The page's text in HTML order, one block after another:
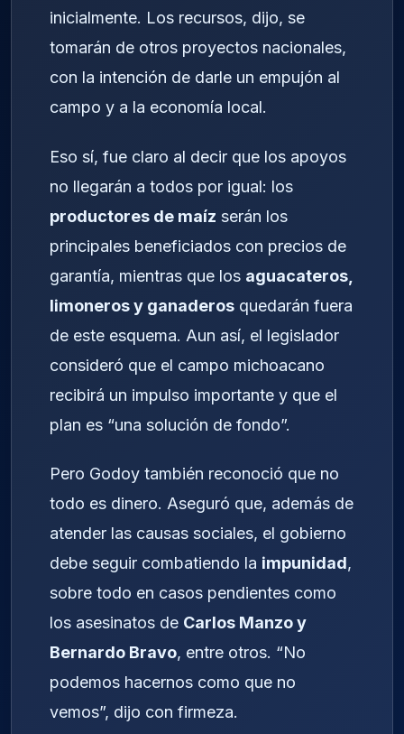
inicialmente. Los recursos, dijo, se
tomarán de otros proyectos nacionales,
con la intención de darle un empujón al
campo y a la economía local.
Eso sí, fue claro al decir que los apoyos
no llegarán a todos por igual: los
productores de maíz serán los
principales beneficiados con precios de
garantía, mientras que los aguacateros,
limoneros y ganaderos quedarán fuera
de este esquema. Aun así, el legislador
consideró que el campo michoacano
recibirá un impulso importante y que el
plan es “una solución de fondo”.
Pero Godoy también reconoció que no
todo es dinero. Aseguró que, además de
atender las causas sociales, el gobierno
debe seguir combatiendo la impunidad,
sobre todo en casos pendientes como
los asesinatos de Carlos Manzo y
Bernardo Bravo, entre otros. “No
podemos hacernos como que no
vemos”, dijo con firmeza.